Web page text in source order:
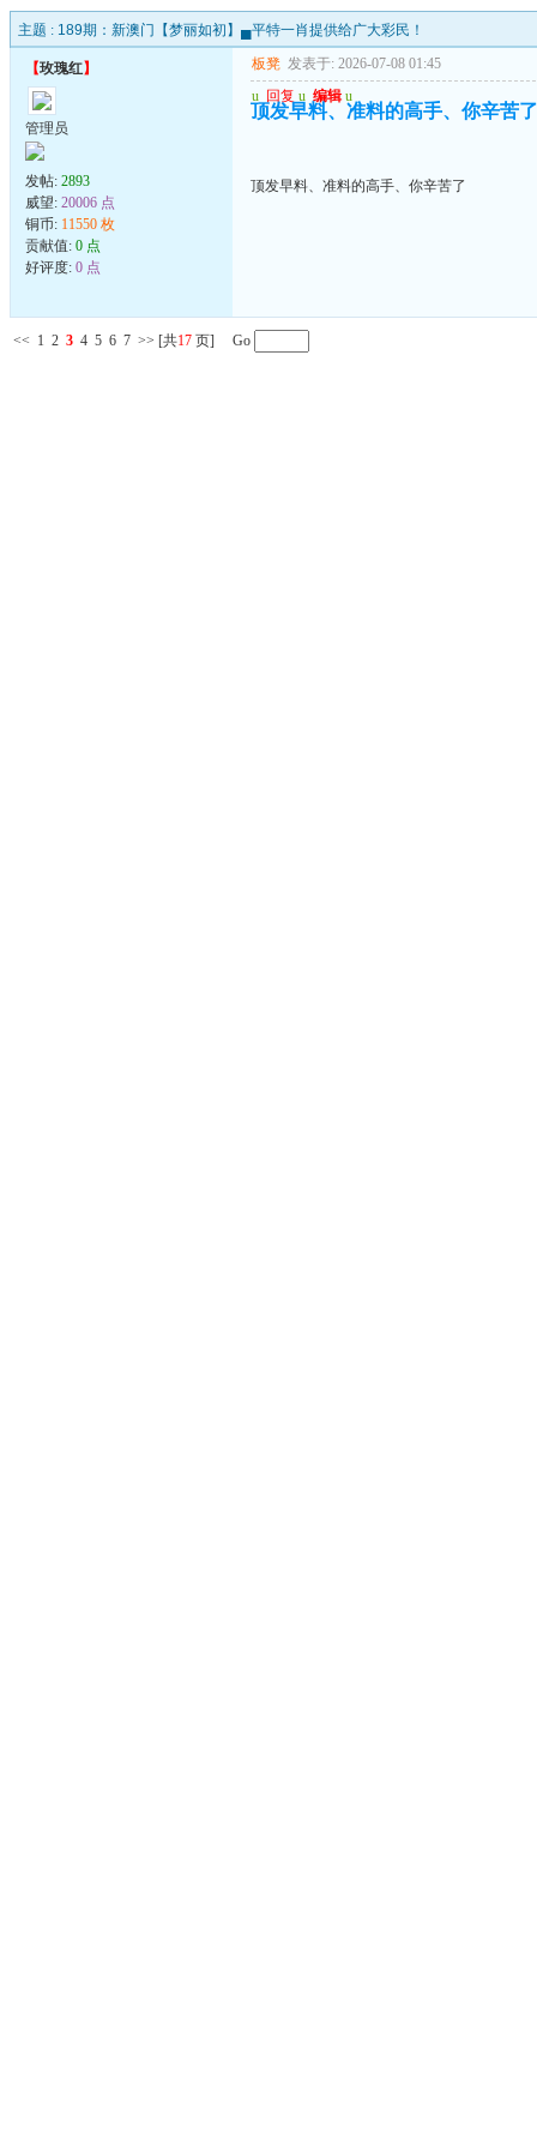
主题 : 189期：新澳门【梦丽如初】▄平特一肖提供给广大彩民！
【玫瑰红】
管理员
发帖: 2893
威望: 20006 点
铜币: 11550 枚
贡献值: 0 点
好评度: 0 点
板凳 发表于: 2026-07-08 01:45
u 回复 u 编辑 u
顶发早料、准料的高手、你辛苦了
顶发早料、准料的高手、你辛苦了
<< 1 2 3 4 5 6 7 >> [共17 页] Go